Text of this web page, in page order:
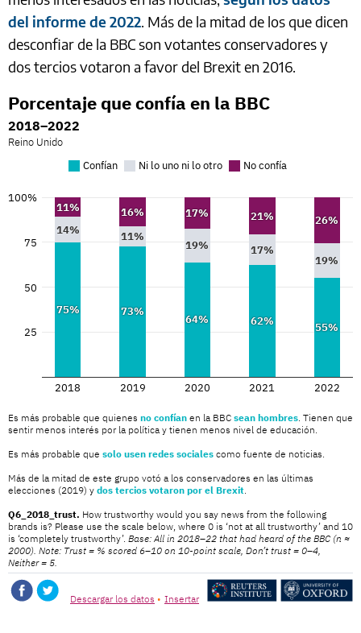
del informe de 2022. Más de la mitad de los que dicen
desconfiar de la BBC son votantes conservadores y
dos tercios votaron a favor del Brexit en 2016.